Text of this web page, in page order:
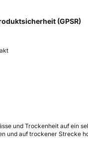
(GPSR)
und Trockenheit auf ein
und auf trockener Strecke